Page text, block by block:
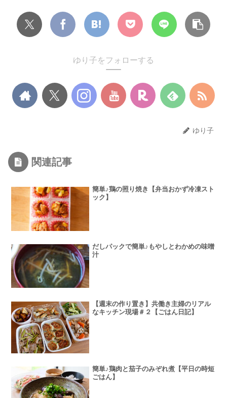
ゆり子をフォローする
ゆり子
関連記事
簡単♪鶏の照り焼き【弁当おかず冷凍スト
ック】
だしパックで簡単♪もやしとわかめの味噌
汁
【週末の作り置き】共働き主婦のリアル
なキッチン現場＃２【ごはん日記】
簡単♪鶏肉と茄子のみぞれ煮【平日の時短
ごはん】